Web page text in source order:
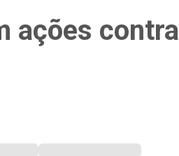
ações contra